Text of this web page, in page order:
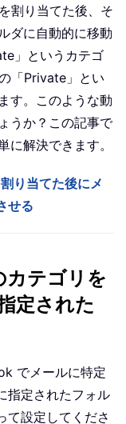
割り当てた後、そ
ダに自動的に移動
」というカテゴ
「Private」とい
す。このような動
うか？この記事で
解決できます。
り当てた後にメ
せる
カテゴリを
定された
でメールに特定
指定されたフォル
て設定してくださ